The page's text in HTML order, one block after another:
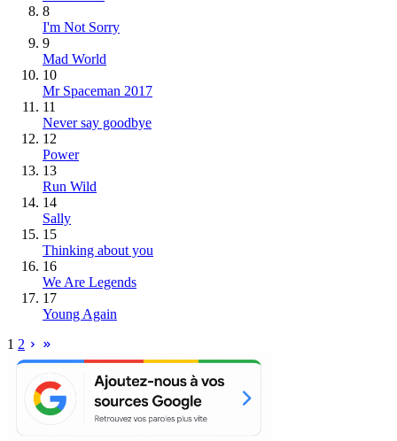
8
I'm Not Sorry
9
Mad World
10
Mr Spaceman 2017
11
Never say goodbye
12
Power
13
Run Wild
14
Sally
15
Thinking about you
16
We Are Legends
17
Young Again
1 2